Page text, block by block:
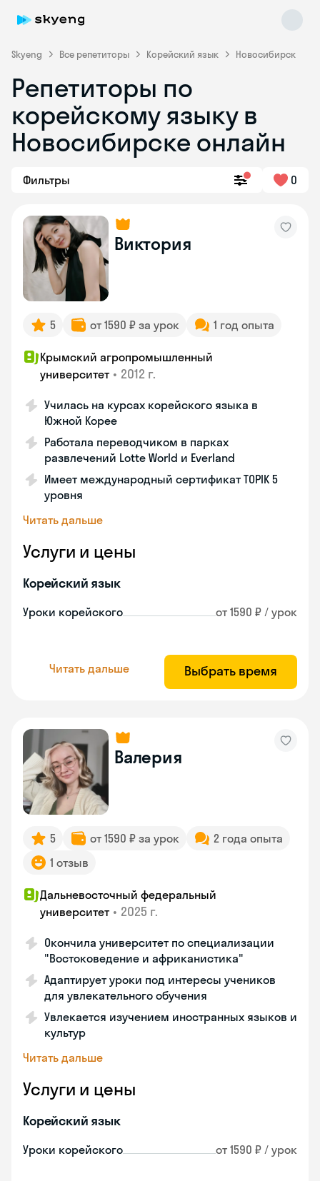
Skyeng Все репетиторы Корейский язык Новосибирск
Репетиторы по
корейскому языку в
Новосибирске онлайн
Фильтры 0
Виктория
5 от 1590 ₽ за урок 1 год опыта
Крымский агропромышленный
университет • 2012 г.
Училась на курсах корейского языка в
Южной Корее
Работала переводчиком в парках
развлечений Lotte World и Everland
Имеет международный сертификат TOPIK 5
уровня
Читать дальше
Услуги и цены
Корейский язык
Уроки корейского от 1590 ₽ / урок
Читать дальше Выбрать время
Валерия
5 от 1590 ₽ за урок
2 года опыта
1 отзыв
Дальневосточный федеральный
университет • 2025 г.
Окончила университет по специализации
"Востоковедение и африканистика"
Адаптирует уроки под интересы учеников
для увлекательного обучения
Увлекается изучением иностранных языков и
культур
Читать дальше
Услуги и цены
Корейский язык
Уроки корейского от 1590 ₽ / урок
Skyeng Chat